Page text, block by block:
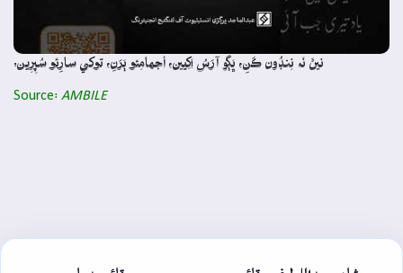
نيڻَ نَہ نِنڊُون ڪَنِ، ڀَڳو آرَسُ اَکِيين، اُجهامِئو ٻَرَنِ، توکي سارِئو سُپِرِين.
Source: AMBILE